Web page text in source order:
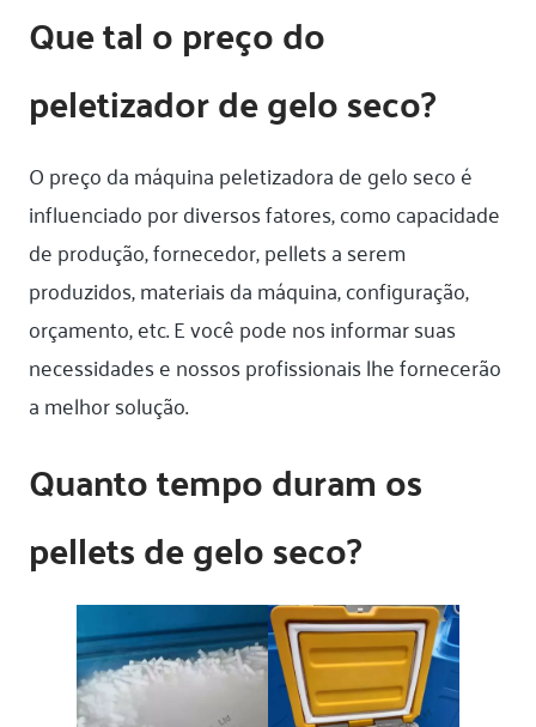
Que tal o preço do
peletizador de gelo seco?
O preço da máquina peletizadora de gelo seco é
influenciado por diversos fatores, como capacidade
de produção, fornecedor, pellets a serem
produzidos, materiais da máquina, configuração,
orçamento, etc. E você pode nos informar suas
necessidades e nossos profissionais lhe fornecerão
a melhor solução.
Quanto tempo duram os
pellets de gelo seco?